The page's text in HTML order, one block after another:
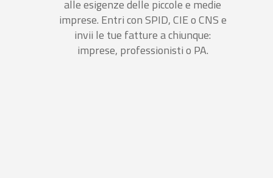
alle esigenze delle piccole e medie
imprese. Entri con SPID, CIE o CNS e
invii le tue fatture a chiunque:
imprese, professionisti o PA.